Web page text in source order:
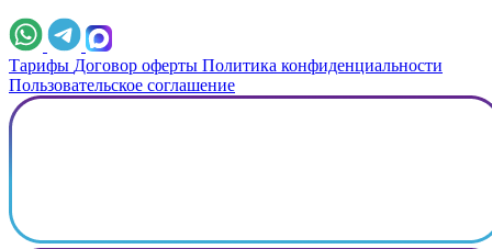
Тарифы Договор оферты Политика конфиденциальности
Пользовательское соглашение